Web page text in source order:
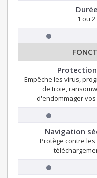
1 ou
Empêche les virus,
de troie,
d'endommager
Navigation
Protège contre